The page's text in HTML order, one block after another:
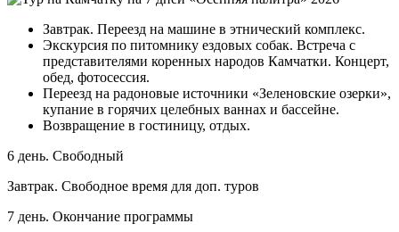
Завтрак. Переезд на машине в этнический комплекс.
Экскурсия по питомнику ездовых собак. Встреча с
представителями коренных народов Камчатки. Концерт,
обед, фотосессия.
Переезд на радоновые источники «Зеленовские озерки»,
купание в горячих целебных ваннах и бассейне.
Возвращение в гостиницу, отдых.
6 день. Свободный
Завтрак. Свободное время для доп. туров
7 день. Окончание программы